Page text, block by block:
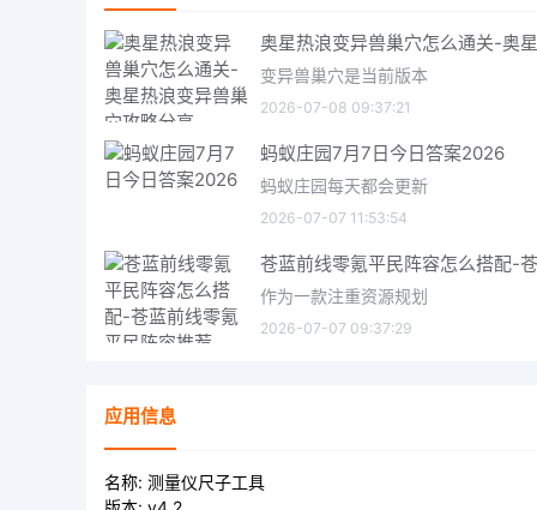
变异兽巢穴是当前版本
2026-07-08 09:37:21
蚂蚁庄园7月7日今日答案2026
蚂蚁庄园每天都会更新
2026-07-07 11:53:54
作为一款注重资源规划
2026-07-07 09:37:29
应用信息
名称: 测量仪尺子工具